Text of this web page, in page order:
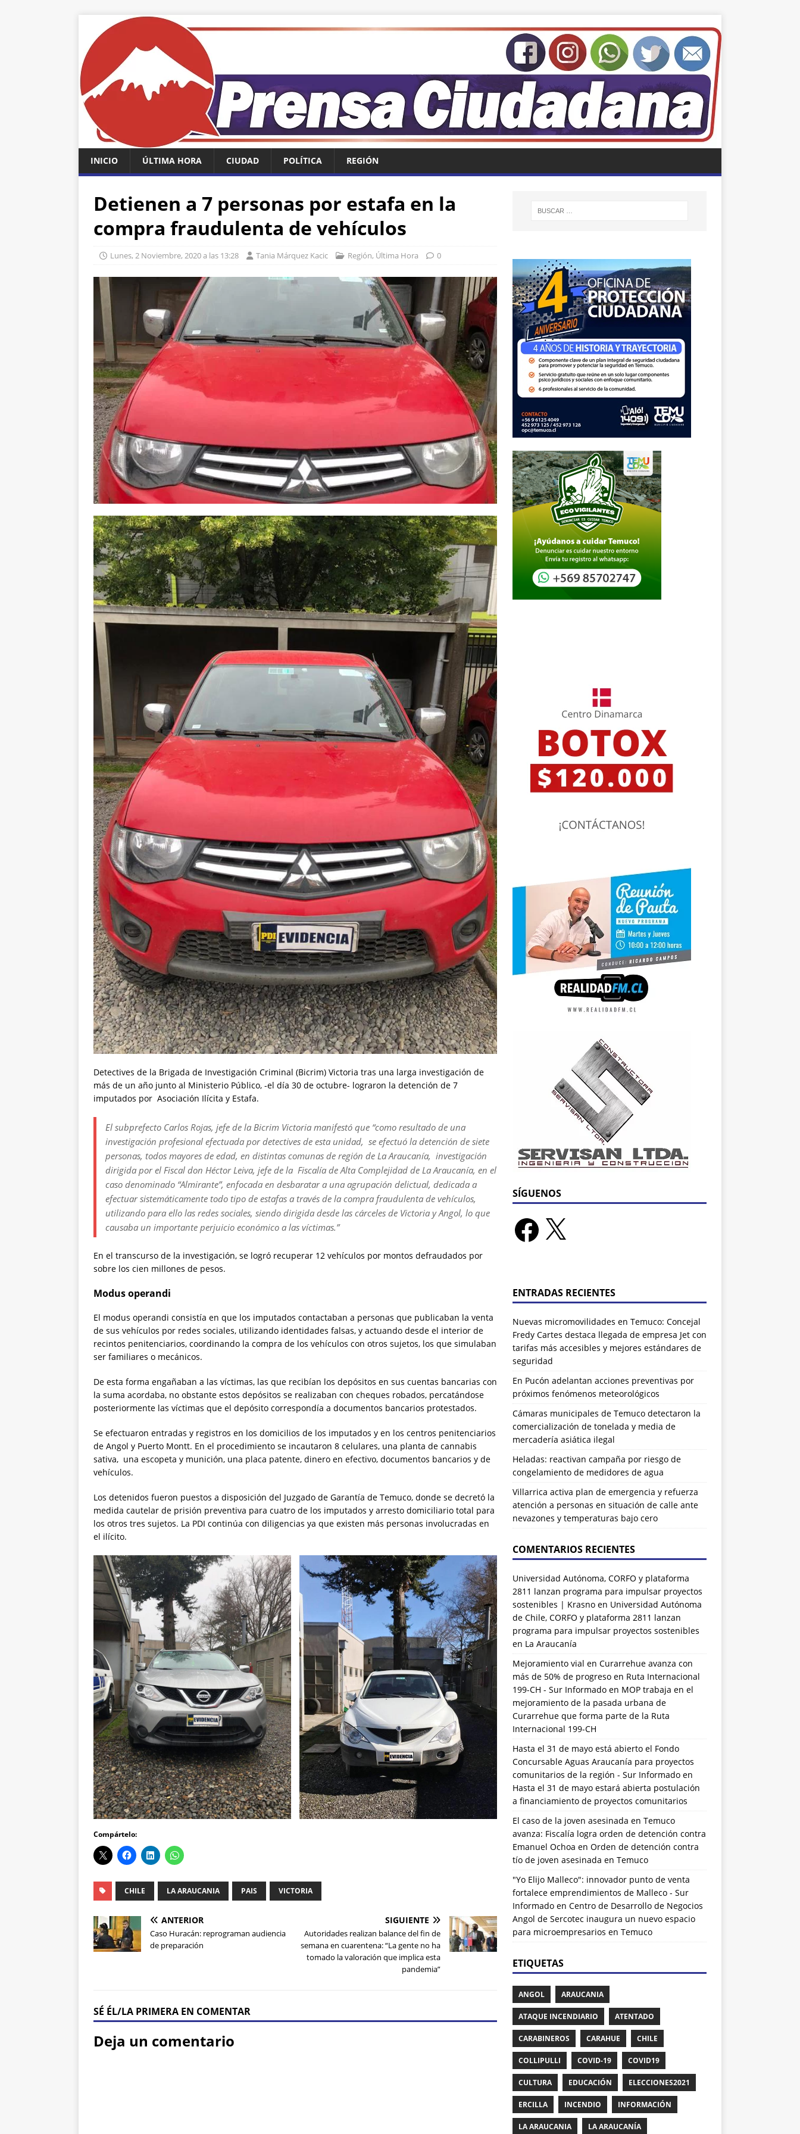
INICIO ÚLTIMA HORA CIUDAD POLÍTICA REGIÓN
Detienen a 7 personas por estafa en la
compra fraudulenta de vehículos
Lunes, 2 Noviembre, 2020 a las 13:28 Tania Márquez Kacic Región, Última Hora 0
Detectives de la Brigada de Investigación Criminal (Bicrim) Victoria tras una larga investigación de
más de un año junto al Ministerio Público, -el día 30 de octubre- lograron la detención de 7
imputados por Asociación Ilícita y Estafa.
El subprefecto Carlos Rojas, jefe de la Bicrim Victoria manifestó que “como resultado de una
investigación profesional efectuada por detectives de esta unidad, se efectuó la detención de siete
personas, todos mayores de edad, en distintas comunas de región de La Araucanía, investigación
dirigida por el Fiscal don Héctor Leiva, jefe de la Fiscalía de Alta Complejidad de La Araucanía, en el
caso denominado “Almirante”, enfocada en desbaratar a una agrupación delictual, dedicada a
efectuar sistemáticamente todo tipo de estafas a través de la compra fraudulenta de vehículos,
utilizando para ello las redes sociales, siendo dirigida desde las cárceles de Victoria y Angol, lo que
causaba un importante perjuicio económico a las víctimas.”
En el transcurso de la investigación, se logró recuperar 12 vehículos por montos defraudados por
sobre los cien millones de pesos.
Modus operandi
El modus operandi consistía en que los imputados contactaban a personas que publicaban la venta
de sus vehículos por redes sociales, utilizando identidades falsas, y actuando desde el interior de
recintos penitenciarios, coordinando la compra de los vehículos con otros sujetos, los que simulaban
ser familiares o mecánicos.
De esta forma engañaban a las víctimas, las que recibían los depósitos en sus cuentas bancarias con
la suma acordaba, no obstante estos depósitos se realizaban con cheques robados, percatándose
posteriormente las víctimas que el depósito correspondía a documentos bancarios protestados.
Se efectuaron entradas y registros en los domicilios de los imputados y en los centros penitenciarios
de Angol y Puerto Montt. En el procedimiento se incautaron 8 celulares, una planta de cannabis
sativa, una escopeta y munición, una placa patente, dinero en efectivo, documentos bancarios y de
vehículos.
Los detenidos fueron puestos a disposición del Juzgado de Garantía de Temuco, donde se decretó la
medida cautelar de prisión preventiva para cuatro de los imputados y arresto domiciliario total para
los otros tres sujetos. La PDI continúa con diligencias ya que existen más personas involucradas en
el ilícito.
Compártelo:
CHILE LA ARAUCANIA PAIS VICTORIA
ANTERIOR
Caso Huracán: reprograman audiencia
de preparación
SIGUIENTE
Autoridades realizan balance del fin de
semana en cuarentena: “La gente no ha
tomado la valoración que implica esta
pandemia”
SÉ ÉL/LA PRIMERA EN COMENTAR
Deja un comentario
SÍGUENOS
ENTRADAS RECIENTES
Nuevas micromovilidades en Temuco: Concejal
Fredy Cartes destaca llegada de empresa Jet con
tarifas más accesibles y mejores estándares de
seguridad
En Pucón adelantan acciones preventivas por
próximos fenómenos meteorológicos
Cámaras municipales de Temuco detectaron la
comercialización de tonelada y media de
mercadería asiática ilegal
Heladas: reactivan campaña por riesgo de
congelamiento de medidores de agua
Villarrica activa plan de emergencia y refuerza
atención a personas en situación de calle ante
nevazones y temperaturas bajo cero
COMENTARIOS RECIENTES
Universidad Autónoma, CORFO y plataforma
2811 lanzan programa para impulsar proyectos
sostenibles | Krasnoen Universidad Autónoma
de Chile, CORFO y plataforma 2811 lanzan
programa para impulsar proyectos sostenibles
en La Araucanía
Mejoramiento vial en Curarrehue avanza con
más de 50% de progreso en Ruta Internacional
199-CH - Sur Informadoen MOP trabaja en el
mejoramiento de la pasada urbana de
Curarrehue que forma parte de la Ruta
Internacional 199-CH
Hasta el 31 de mayo está abierto el Fondo
Concursable Aguas Araucanía para proyectos
comunitarios de la región - Sur Informadoen
Hasta el 31 de mayo estará abierta postulación
a financiamiento de proyectos comunitarios
El caso de la joven asesinada en Temuco
avanza: Fiscalía logra orden de detención contra
Emanuel Ochoa en Orden de detención contra
tío de joven asesinada en Temuco
"Yo Elijo Malleco": innovador punto de venta
fortalece emprendimientos de Malleco - Sur
Informadoen Centro de Desarrollo de Negocios
Angol de Sercotec inaugura un nuevo espacio
para microempresarios en Temuco
ETIQUETAS
ANGOL ARAUCANIA
ATAQUE INCENDIARIO ATENTADO
CARABINEROS CARAHUE CHILE
COLLIPULLI COVID-19 COVID19
CULTURA EDUCACIÓN ELECCIONES2021
ERCILLA INCENDIO INFORMACIÓN
LA ARAUCANIA LA ARAUCANÍA